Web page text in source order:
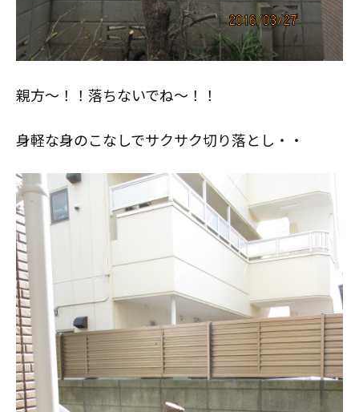
親方～！！落ちないでね～！！
身軽な身のこなしでサクサク切り落とし・・